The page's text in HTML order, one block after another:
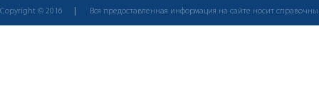
Copyright © 2016 Вся предоставленная информация на сайте носит